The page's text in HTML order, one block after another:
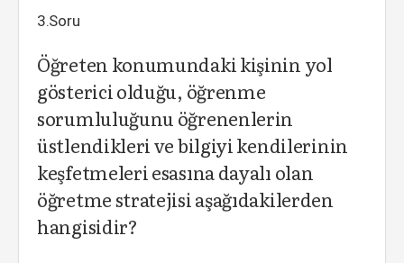
3.Soru
Öğreten konumundaki kişinin yol
gösterici olduğu, öğrenme
sorumluluğunu öğrenenlerin
üstlendikleri ve bilgiyi kendilerinin
keşfetmeleri esasına dayalı olan
öğretme stratejisi aşağıdakilerden
hangisidir?